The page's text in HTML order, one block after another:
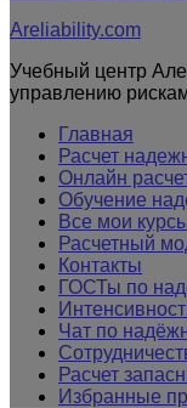
Areliability.com
Учебный центр
управлению
Главная
Расчет
Онлайн
Обучение
Все мои
Расчетный
Контакты
ГОСТы по
Чат по
Расчет
Избранные